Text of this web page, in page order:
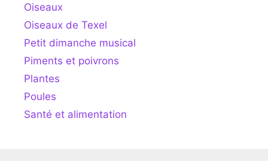
Oiseaux
Oiseaux de Texel
Petit dimanche musical
Piments et poivrons
Plantes
Poules
Santé et alimentation